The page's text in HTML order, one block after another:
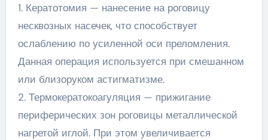
1. Кератотомия — нанесение на роговицу
несквозных насечек, что способствует
ослаблению по усиленной оси преломления.
Данная операция используется при смешанном
или близоруком астигматизме.
2. Термокератокоагуляция — прижигание
периферических зон роговицы металлической
нагретой иглой. При этом увеличивается